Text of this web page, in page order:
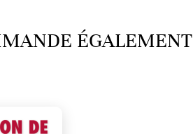
ÉGALEMENT